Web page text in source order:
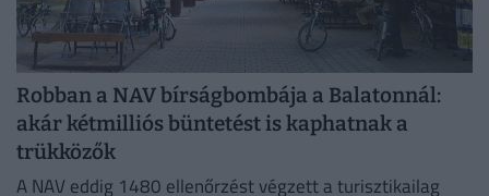
Robban a NAV bírságbombája a Balatonnál:
akár kétmilliós büntetést is kaphatnak a
trükközők
A NAV eddig 1480 ellenőrzést végzett a turisztikailag